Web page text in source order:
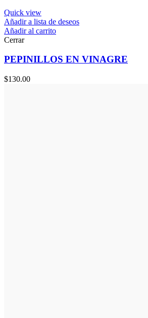
Quick view
Añadir a lista de deseos
Añadir al carrito
Cerrar
PEPINILLOS EN VINAGRE
$130.00